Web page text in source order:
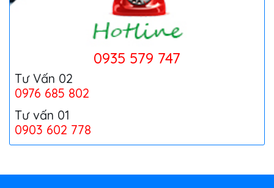
0935 579 747
Tư Vấn 02
0976 685 802
Tư vấn 01
0903 602 778